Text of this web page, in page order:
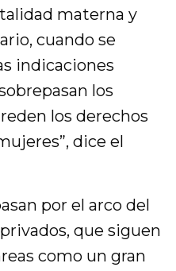
materna y
cuando se
indicaciones
los
los derechos
dice el
por el arco del
que siguen
como un gran